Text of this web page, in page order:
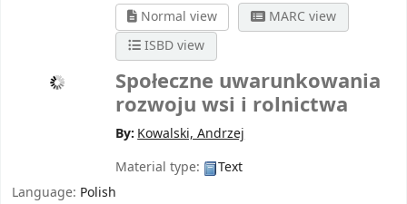
Normal view
MARC view
ISBD view
Społeczne uwarunkowania
rozwoju wsi i rolnictwa
By: Kowalski, Andrzej
Material type:
Text
Language: Polish